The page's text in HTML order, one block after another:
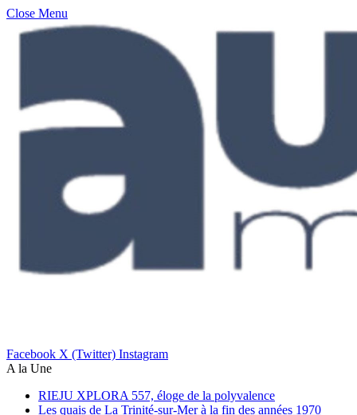
Close Menu
Facebook X (Twitter) Instagram
A la Une
RIEJU XPLORA 557, éloge de la polyvalence
Les quais de La Trinité-sur-Mer à la fin des années 1970